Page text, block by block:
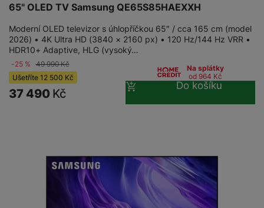
65" OLED TV Samsung QE65S85HAEXXH
Moderní OLED televizor s úhlopříčkou 65″ / cca 165 cm (model
2026) • 4K Ultra HD (3840 × 2160 px) • 120 Hz/144 Hz VRR •
HDR10+ Adaptive, HLG (vysoký…
-25 % 49 990Kč
Ušetříte 12 500 Kč
37 490 Kč
Na splátky
od 964 Kč
Do košíku